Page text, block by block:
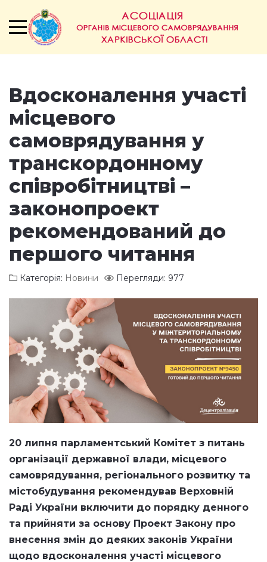
Вдосконалення участі
місцевого
самоврядування у
транскордонному
співробітництві –
законопроект
рекомендований до
першого читання
Категорія: Новини Перегляди: 977
20 липня парламентський Комітет з питань
організації державної влади, місцевого
самоврядування, регіонального розвитку та
містобудування рекомендував Верховній
Раді України включити до порядку денного
та прийняти за основу Проект Закону про
внесення змін до деяких законів України
щодо вдосконалення участі місцевого